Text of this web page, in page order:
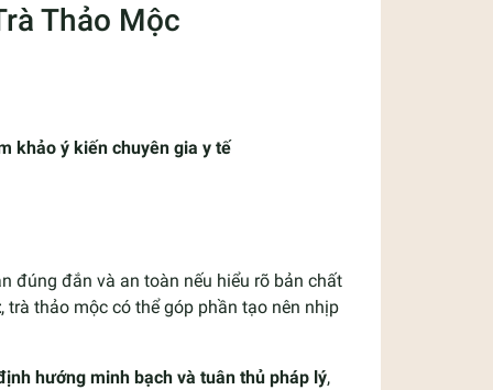
Thảo Mộc
khảo ý kiến chuyên gia y tế
đúng đắn và an toàn nếu hiểu rõ bản chất
, trà thảo mộc có thể góp phần tạo nên nhịp
hướng minh bạch và tuân thủ pháp lý,